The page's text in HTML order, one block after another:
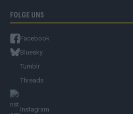
FOLGE UNS
Facebook
Bluesky
Tumblr
Threads
Instagram